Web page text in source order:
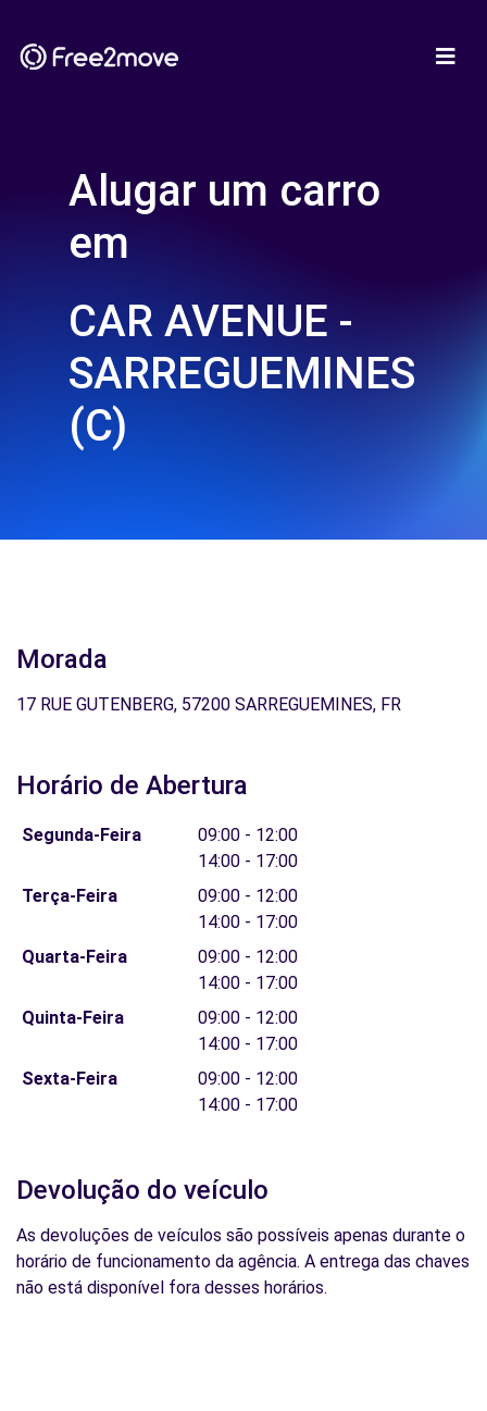
Alugar um carro
em
CAR AVENUE -
SARREGUEMINES
(C)
Morada
17 RUE GUTENBERG, 57200 SARREGUEMINES, FR
Horário de Abertura
Segunda-Feira
09:00 - 12:00
14:00 - 17:00
Terça-Feira
09:00 - 12:00
14:00 - 17:00
Quarta-Feira
09:00 - 12:00
14:00 - 17:00
Quinta-Feira
09:00 - 12:00
14:00 - 17:00
Sexta-Feira
09:00 - 12:00
14:00 - 17:00
Devolução do veículo
As devoluções de veículos são possíveis apenas durante o
horário de funcionamento da agência. A entrega das chaves
não está disponível fora desses horários.